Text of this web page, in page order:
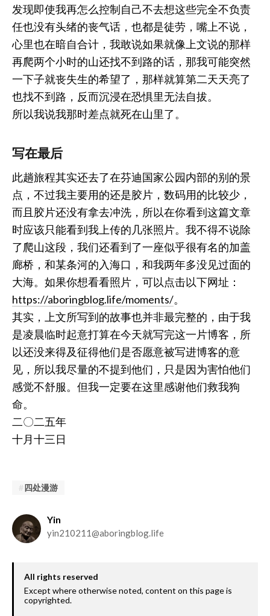
发现即使我再怎么控制自己不去想这些完全不负责
任也没有头绪的丧气话，也都是徒劳，嘴上不说，
心里也在暗自合计，我敢说如果就像上文说的那样
再爬两个小时的山还找不到路的话，那我可能突然
一下子就丧失生的希望了，那样就算第二天天亮了
也找不到路，反而沉浸在恐惧里无法自拔。
所以我说我那时差点就死在山里了。
写在最后
此趟旅程其实还去了在芬迪国家公园内部的别的景
点，不过我主要用的还是胶片，数码用的比较少，
而且胶片还没有拿去冲洗，所以在你看到这篇文章
时应该只能看到我上传的几张照片。我不得不说除
了爬山这段，我们还看到了一座似乎很有名的加盖
廊桥，和某条河的入海口，和我两年多没见过面的
大海。如果你想看看照片，可以点击以下网址：
https://aboringblog.life/moments/。
其实，上文所写到的故事也并非最完整的，由于我
是凌晨临时起意打算在今天就写完这一片博客，所
以还没来得及征得他们是否愿意被写进博客的意
见，所以我尽量的不提到他们，只是因为害怕他们
感觉不舒服。但我一定要在这里感谢他们救我狗
命。
二〇二五年
十月十三日
四处漫游
Yin
yin210211@aboringblog.life
All rights reserved
Except where otherwise noted, content on this page is
copyrighted.